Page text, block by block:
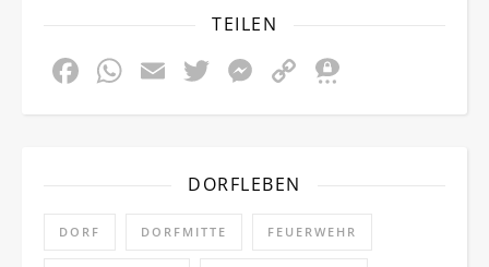
TEILEN
Facebook
WhatsApp
EmailTwitter
Messenger
Copy
Link
DORFLEBEN
DORF DORFMITTE FEUERWEHR